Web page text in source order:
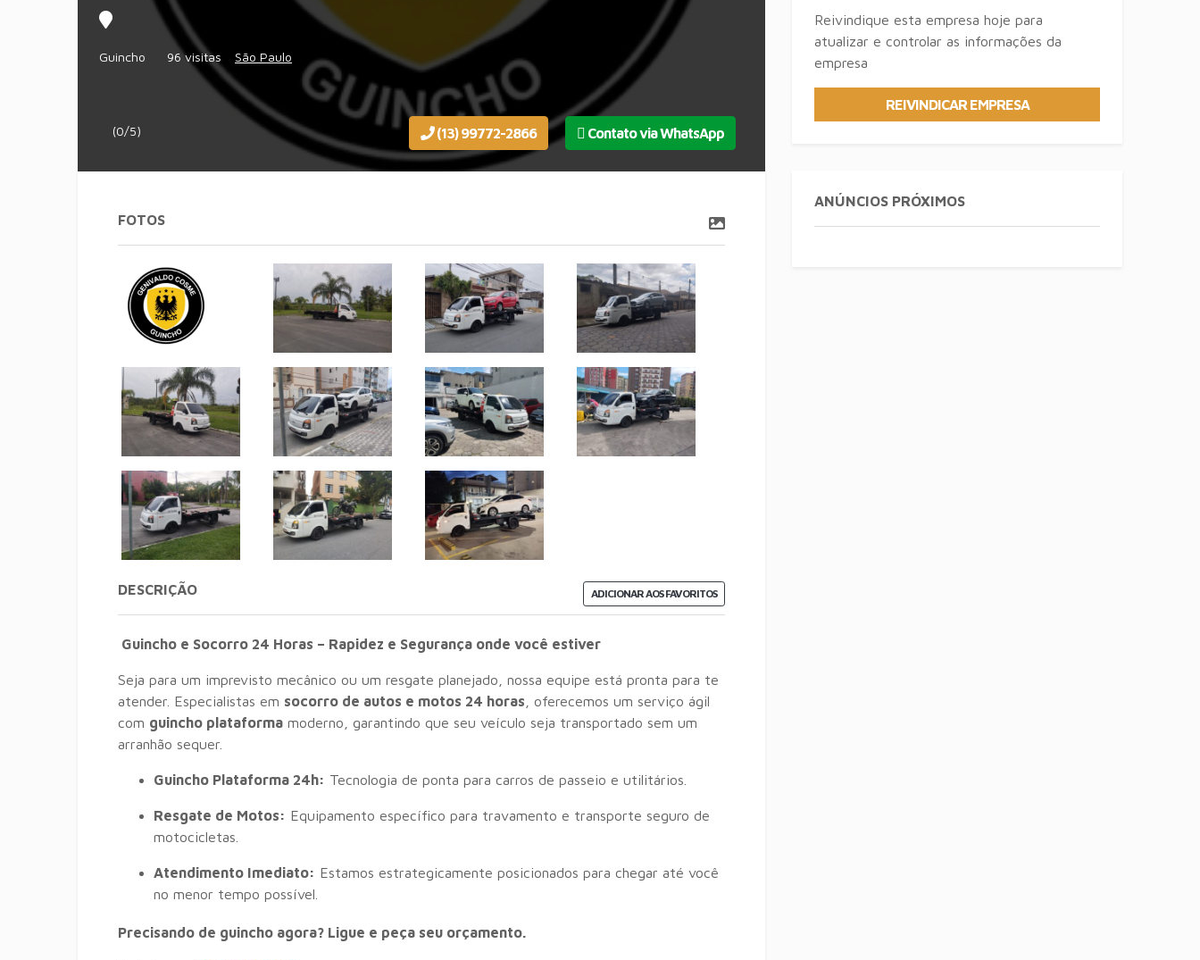
Guincho 96 visitas São Paulo
(0/5) (13) 99772-2866 Contato via WhatsApp
FOTOS
ADICIONAR AOS FAVORITOS
DESCRIÇÃO
Guincho e Socorro 24 Horas – Rapidez e Segurança onde você estiver
Seja para um imprevisto mecânico ou um resgate planejado, nossa equipe está pronta para te
atender. Especialistas em socorro de autos e motos 24 horas , oferecemos um serviço ágil
com guincho plataforma moderno, garantindo que seu veículo seja transportado sem um
arranhão sequer.
Guincho Plataforma 24h: Tecnologia de ponta para carros de passeio e utilitários.
Resgate de Motos: Equipamento específico para travamento e transporte seguro de
motocicletas.
Atendimento Imediato: Estamos estrategicamente posicionados para chegar até você
no menor tempo possível.
Precisando de guincho agora? Ligue e peça seu orçamento.
Reivindique esta empresa hoje para
atualizar e controlar as informações da
empresa
REIVINDICAR EMPRESA
ANÚNCIOS PRÓXIMOS